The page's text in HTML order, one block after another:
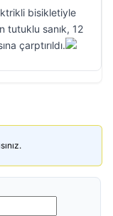
bisikletiyle
tutuklu sanık, 12
çarptırıldı.